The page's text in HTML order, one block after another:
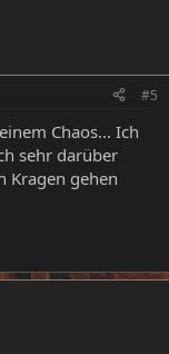
#5
Chaos... Ich
sehr darüber
Kragen gehen